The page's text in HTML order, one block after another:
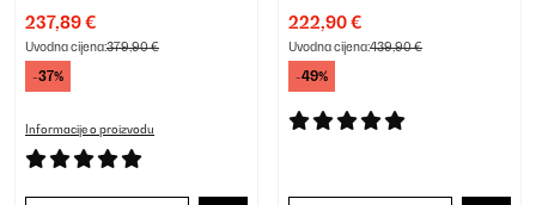
Grijalica za Zid Bijela
237,89 €
Uvodna cijena:379,90 €
-37%
Informacije o proizvodu
Crna
222,90 €
Uvodna cijena:439,90 €
-49%